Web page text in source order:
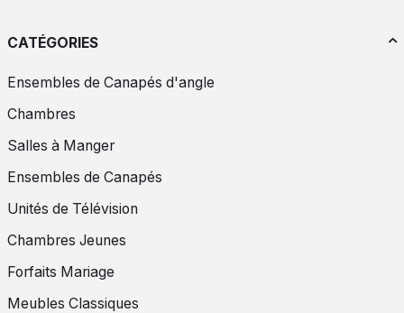
CATÉGORIES
Ensembles de Canapés d'angle
Chambres
Salles à Manger
Ensembles de Canapés
Unités de Télévision
Chambres Jeunes
Forfaits Mariage
Meubles Classiques